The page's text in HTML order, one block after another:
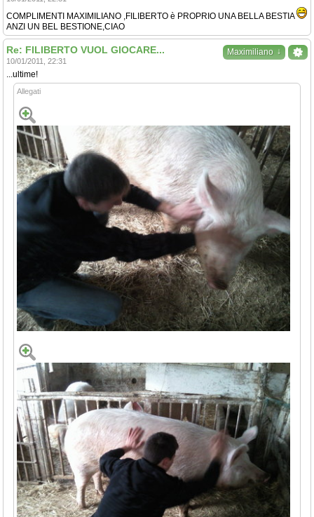
COMPLIMENTI MAXIMILIANO ,FILIBERTO è PROPRIO UNA BELLA BESTIA
ANZI UN BEL BESTIONE,CIAO
Maximiliano ↓
Re: FILIBERTO VUOL GIOCARE...
10/01/2011, 22:31
...ultime!
Allegati